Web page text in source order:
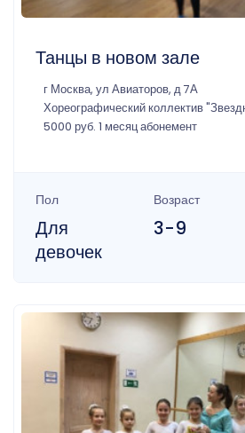
Танцы в новом зале
г Москва, ул Авиаторов, д 7А
Хореографический коллектив
5000 руб. 1 месяц абонемент
Пол
Для
девочек
Возраст
3-9